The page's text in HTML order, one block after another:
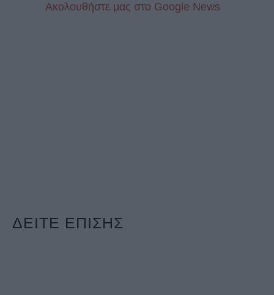
Aκολουθήστε μας στo Google News
ΔΕΙΤΕ ΕΠΙΣΗΣ